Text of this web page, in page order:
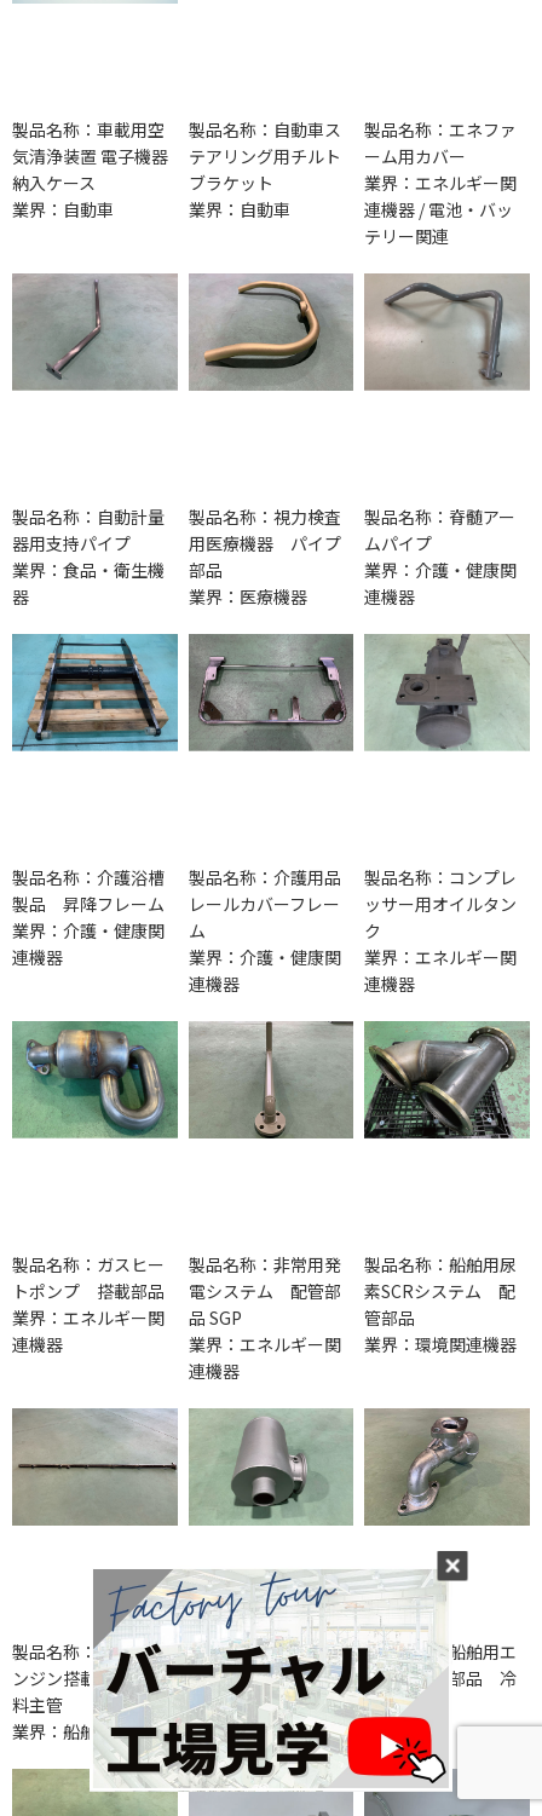
製品名称：車載用空
気清浄装置 電子機器
納入ケース
業界：自動車
製品名称：自動車ス
テアリング用チルト
ブラケット
業界：自動車
製品名称：エネファ
ーム用カバー
業界：エネルギー関
連機器 / 電池・バッ
テリー関連
製品名称：自動計量
器用支持パイプ
業界：食品・衛生機
器
製品名称：視力検査
用医療機器 パイプ
部品
業界：医療機器
製品名称：脊髄アー
ムパイプ
業界：介護・健康関
連機器
製品名称：介護浴槽
製品 昇降フレーム
業界：介護・健康関
連機器
製品名称：介護用品
レールカバーフレー
ム
業界：介護・健康関
連機器
製品名称：コンプレ
ッサー用オイルタン
ク
業界：エネルギー関
連機器
製品名称：ガスヒー
トポンプ 搭載部品
業界：エネルギー関
連機器
製品名称：非常用発
電システム 配管部
品 SGP
業界：エネルギー関
連機器
製品名称：船舶用尿
素SCRシステム 配
管部品
業界：環境関連機器
製品名称：船舶用エ
ンジン搭載部品 燃
料主管
業界：船舶
製品名称：船舶用中
型エンジン搭載部品
二重冷却水配管
業界：船舶
製品名称：船舶用エ
ンジン搭載部品 冷
却水配管
業界：船舶